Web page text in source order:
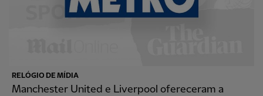
RELÓGIO DE MÍDIA
Manchester United e Liverpool ofereceram a